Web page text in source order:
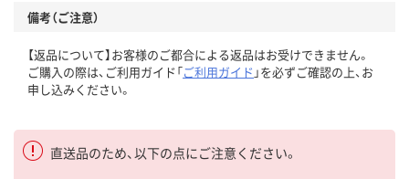
備考（ご注意）
【返品について】お客様のご都合による返品はお受けできません。
ご購入の際は、ご利用ガイド「ご利用ガイド 」を必ずご確認の上、お
申し込みください。
直送品のため、以下の点にご注意ください。